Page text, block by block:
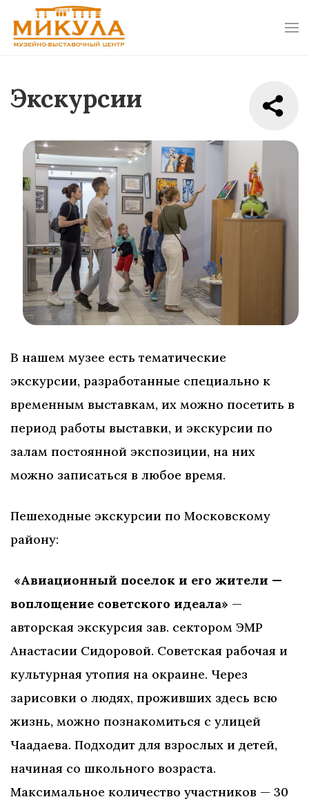
Экскурсии
В нашем музее есть тематические
экскурсии, разработанные специально к
временным выставкам, их можно посетить в
период работы выставки, и экскурсии по
залам постоянной экспозиции, на них
можно записаться в любое время.
Пешеходные экскурсии по Московскому
району:
«Авиационный поселок и его жители —
воплощение советского идеала» —
авторская экскурсия зав. сектором ЭМР
Анастасии Сидоровой. Советская рабочая и
культурная утопия на окраине. Через
зарисовки о людях, проживших здесь всю
жизнь, можно познакомиться с улицей
Чаадаева. Подходит для взрослых и детей,
начиная со школьного возраста.
Максимальное количество участников — 30